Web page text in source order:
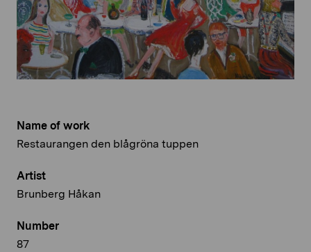
Name of work
Restaurangen den blågröna tuppen
Artist
Brunberg Håkan
Number
87